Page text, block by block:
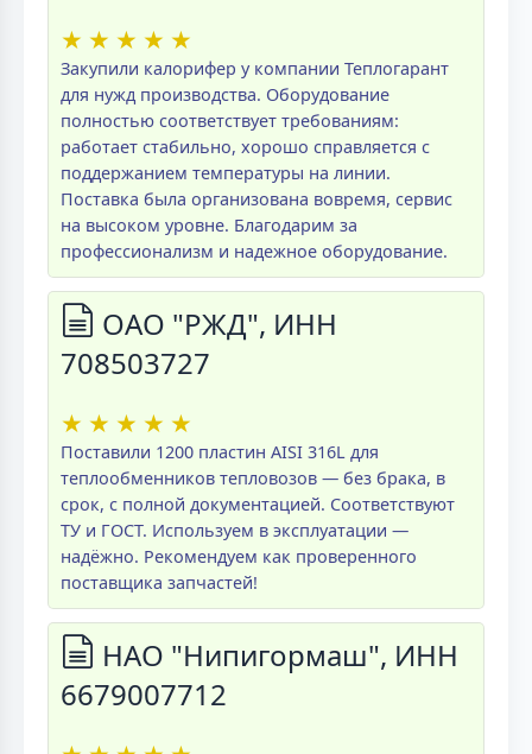
★ ★ ★ ★ ★
Закупили калорифер у компании Теплогарант
для нужд производства. Оборудование
полностью соответствует требованиям:
работает стабильно, хорошо справляется с
поддержанием температуры на линии.
Поставка была организована вовремя, сервис
на высоком уровне. Благодарим за
профессионализм и надежное оборудование.
ОАО "РЖД", ИНН
708503727
★ ★ ★ ★ ★
Поставили 1200 пластин AISI 316L для
теплообменников тепловозов — без брака, в
срок, с полной документацией. Соответствуют
ТУ и ГОСТ. Используем в эксплуатации —
надёжно. Рекомендуем как проверенного
поставщика запчастей!
НАО "Нипигормаш", ИНН
6679007712